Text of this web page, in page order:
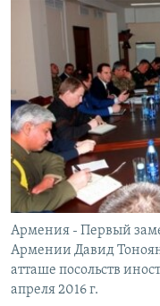
НАГОРНЫЙ КАРАБАХ
КУЛЬТУРА
СПОРТ
АРХИВ
Հայերեն
English
Все сайты Радио
Армения - Первый
Армении Давид
атташе посольств
апреля 2016 г.